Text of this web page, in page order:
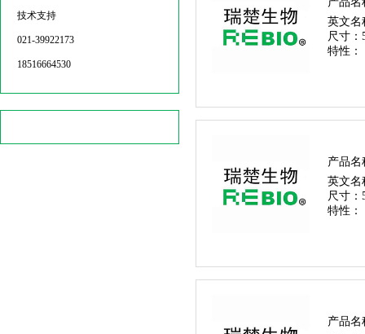
技术支持
021-39922173
18516664530
英文名
尺寸：
特性：
产品名
英文名
尺寸：
特性：
产品名